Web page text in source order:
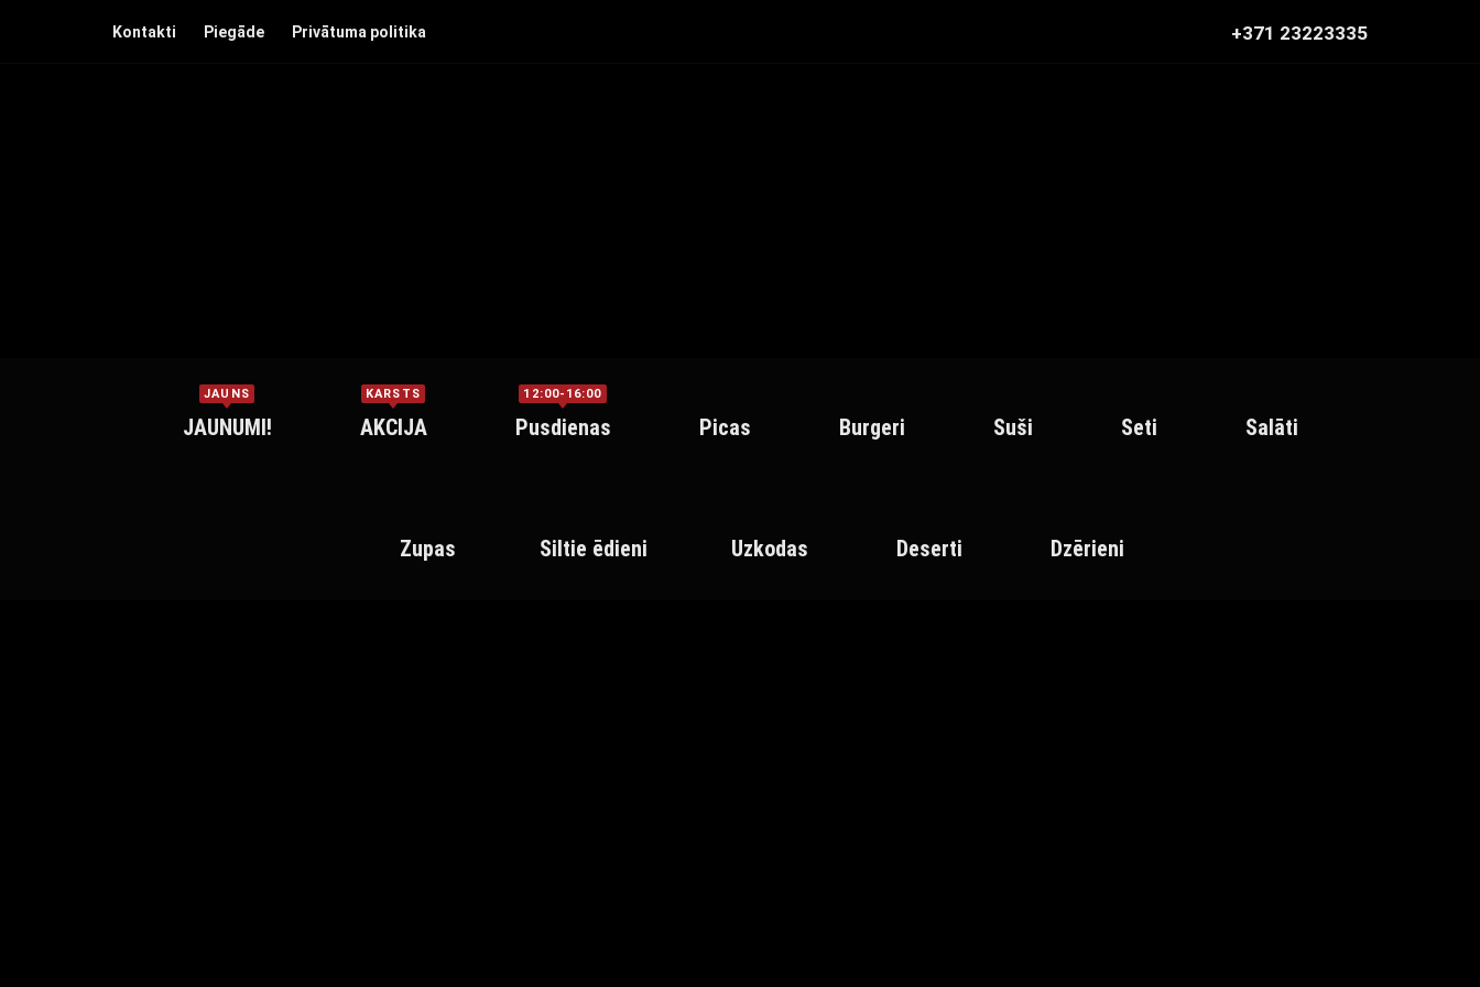
Kontakti Piegāde Privātuma politika +371 23223335
JAUNS
JAUNUMI!
KARSTS
AKCIJA
12:00-16:00
Pusdienas Picas Burgeri Suši Seti Salāti
Zupas Siltie ēdieni Uzkodas Deserti Dzērieni